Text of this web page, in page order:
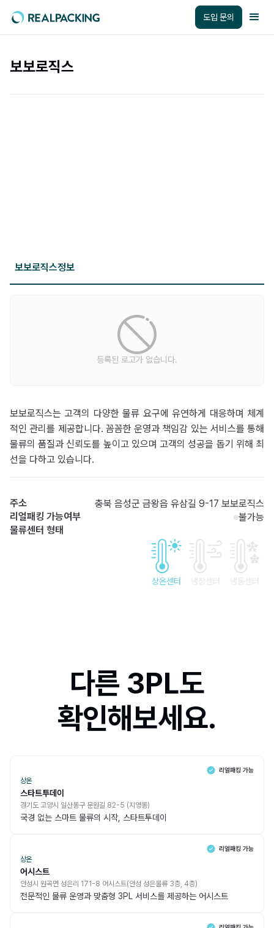
도입 문의
보보로직스
보보로직스정보
등록된 로고가 없습니다.
보보로직스는 고객의 다양한 물류 요구에 유연하게 대응하며 체계
적인 관리를 제공합니다. 꼼꼼한 운영과 책임감 있는 서비스를 통해
물류의 품질과 신뢰도를 높이고 있으며 고객의 성공을 돕기 위해 최
선을 다하고 있습니다.
주소
충북 음성군 금왕읍 유삼길 9-17 보보로직스
리얼패킹 가능여부
불가능
물류센터 형태
상온센터 냉장센터 냉동센터
다른 3PL도
확인해보세요.
상온
스타트투데이
경기도 고양시 일산동구 문원길 82-5 (지영동)
국경 없는 스마트 물류의 시작, 스타트투데이
상온
어시스트
안성시 원곡면 성은리 171-8 어시스트(안성 성은물류 3층, 4층)
전문적인 물류 운영과 맞춤형 3PL 서비스를 제공하는 어시스트